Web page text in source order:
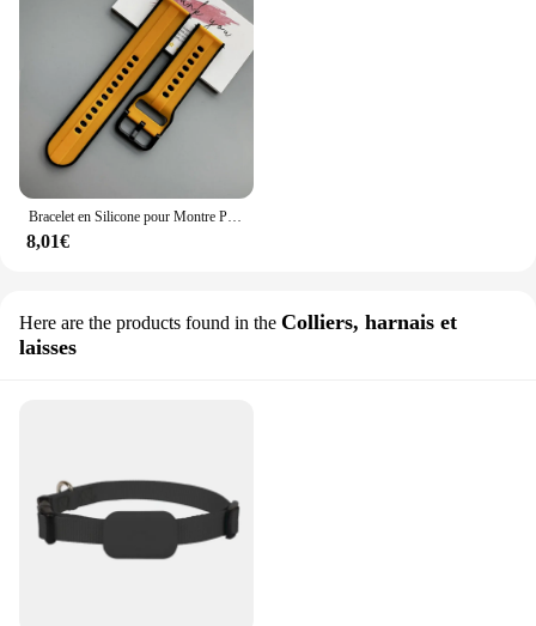
Bracelet en Silicone pour Montre Pro 3 Ultra GPS, Accessoire de dehors, Lte3 GTW/GTH, Nouveau, 20mm 22mm
8,01€
Here are the products found in the Colliers, harnais et
laisses